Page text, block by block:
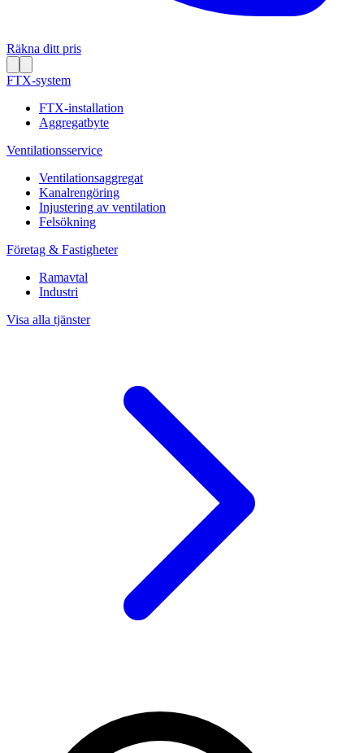
Räkna ditt pris
FTX-system
FTX-installation
Aggregatbyte
Ventilationsservice
Ventilationsaggregat
Kanalrengöring
Injustering av ventilation
Felsökning
Företag & Fastigheter
Ramavtal
Industri
Visa alla tjänster